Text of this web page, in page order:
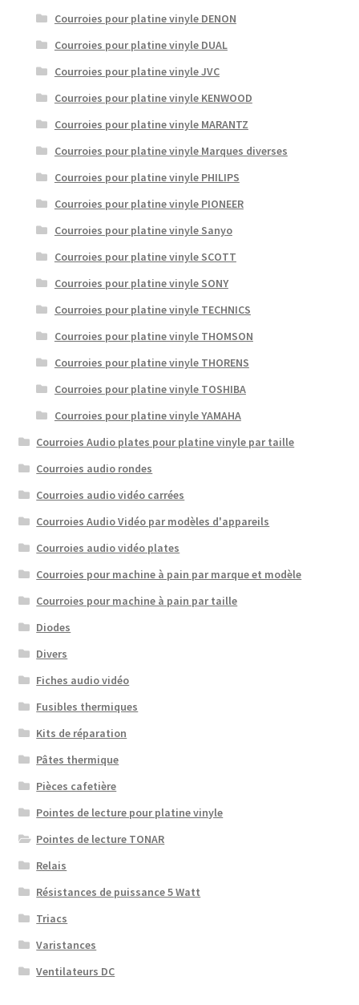
Courroies pour platine vinyle DENON
Courroies pour platine vinyle DUAL
Courroies pour platine vinyle JVC
Courroies pour platine vinyle KENWOOD
Courroies pour platine vinyle MARANTZ
Courroies pour platine vinyle Marques diverses
Courroies pour platine vinyle PHILIPS
Courroies pour platine vinyle PIONEER
Courroies pour platine vinyle Sanyo
Courroies pour platine vinyle SCOTT
Courroies pour platine vinyle SONY
Courroies pour platine vinyle TECHNICS
Courroies pour platine vinyle THOMSON
Courroies pour platine vinyle THORENS
Courroies pour platine vinyle TOSHIBA
Courroies pour platine vinyle YAMAHA
Courroies Audio plates pour platine vinyle par taille
Courroies audio rondes
Courroies audio vidéo carrées
Courroies Audio Vidéo par modèles d'appareils
Courroies audio vidéo plates
Courroies pour machine à pain par marque et modèle
Courroies pour machine à pain par taille
Diodes
Divers
Fiches audio vidéo
Fusibles thermiques
Kits de réparation
Pâtes thermique
Pièces cafetière
Pointes de lecture pour platine vinyle
Pointes de lecture TONAR
Relais
Résistances de puissance 5 Watt
Triacs
Varistances
Ventilateurs DC